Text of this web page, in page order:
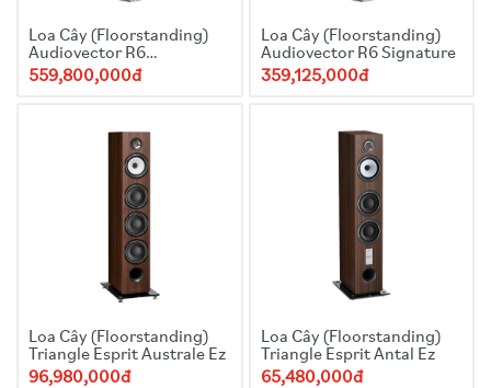
Loa Cây (Floorstanding)
Audiovector R6
Avantgarde
559,800,000đ
Loa Cây (Floorstanding)
Audiovector R6 Signature
359,125,000đ
Loa Cây (Floorstanding)
Triangle Esprit Australe Ez
96,980,000đ
Loa Cây (Floorstanding)
Triangle Esprit Antal Ez
65,480,000đ